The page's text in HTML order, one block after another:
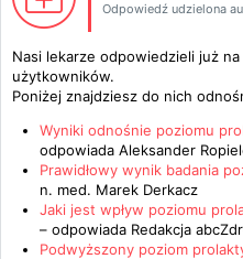
Odpowiedź udzielona
Nasi lekarze odpowiedzieli już
użytkowników.
Poniżej znajdziesz do nich
Wyniki odnośnie poziomu
odpowiada Aleksander
Prawidłowy wynik badania
n. med. Marek Derkacz
Jaki jest wpływ poziomu
– odpowiada Redakcja
Podwyższony poziom